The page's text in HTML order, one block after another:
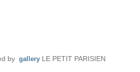
by gallery LE PETIT PARISIEN